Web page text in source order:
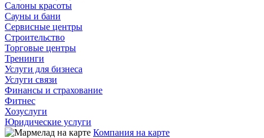
Салоны красоты
Сауны и бани
Сервисные центры
Строительство
Торговые центры
Тренинги
Услуги для бизнеса
Услуги связи
Финансы и страхование
Фитнес
Хозуслуги
Юридические услуги
Компания на карте